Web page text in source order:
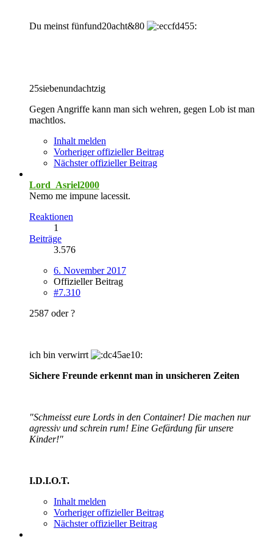
Du meinst fünfund20acht&80
25siebenundachtzig
Gegen Angriffe kann man sich wehren, gegen Lob ist man
machtlos.
Inhalt melden
Vorheriger offizieller Beitrag
Nächster offizieller Beitrag
Lord_Asriel2000
Nemo me impune lacessit.
Reaktionen
1
Beiträge
3.576
6. November 2017
Offizieller Beitrag
#7.310
2587 oder ?
ich bin verwirrt
Sichere Freunde erkennt man in unsicheren Zeiten
"Schmeisst eure Lords in den Container! Die machen nur
agressiv und schrein rum! Eine Gefärdung für unsere
Kinder!"
I.D.I.O.T.
Inhalt melden
Vorheriger offizieller Beitrag
Nächster offizieller Beitrag